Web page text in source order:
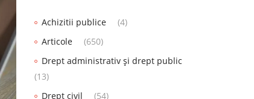
Achizitii publice
(4)
Articole
(650)
Drept administrativ și drept public
(13)
Drept civil
(54)